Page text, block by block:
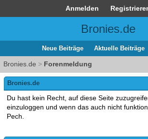
Anmelden
Bronies.de
Neue Beiträge Aktuelle Beiträge
Bronies.de > Forenmeldung
Bronies.de
Du hast kein Recht, auf diese Seite
einzuloggen und wenn das auch nicht
Pech.